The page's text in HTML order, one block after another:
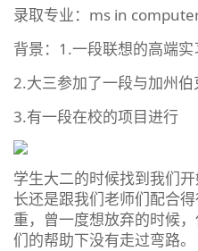
录取专业：ms in
背景：1.一段联想的高端实
2.大三参加了一段与加州
3.有一段在校的项目进行
学生大二的时候找到我们
长还是跟我们老师们配合
重，曾一度想放弃的时候
们的帮助下没有走过弯路。